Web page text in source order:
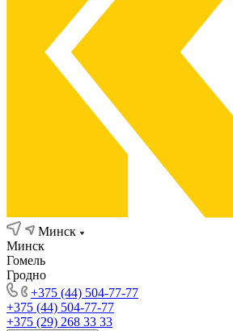
Минск
Минск
Гомель
Гродно
+375 (44) 504-77-77
+375 (44) 504-77-77
+375 (29) 268 33 33